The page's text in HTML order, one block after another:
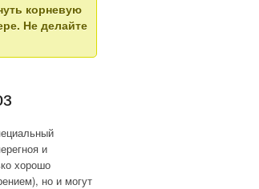
корневую
Не делайте
и
хорошо
но и могут